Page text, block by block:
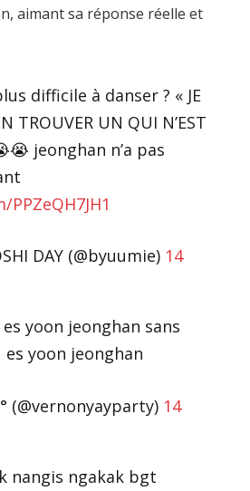
aimant sa réponse réelle et
difficile à danser ? « JE
TROUVER UN QUI N’EST
jeonghan n’a pas
DAY (@byuumie) 14
yoon jeonghan sans
yoon jeonghan
(@vernonyayparty) 14
nangis ngakak bgt